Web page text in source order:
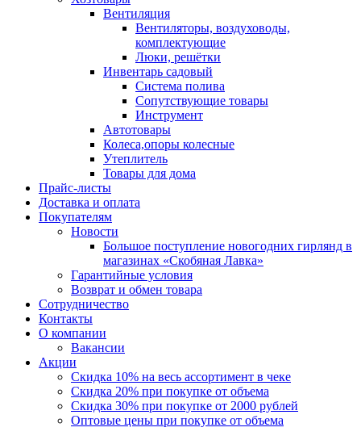
Вентиляция
Вентиляторы, воздуховоды,
комплектующие
Люки, решётки
Инвентарь садовый
Система полива
Сопутствующие товары
Инструмент
Автотовары
Колеса,опоры колесные
Утеплитель
Товары для дома
Прайс-листы
Доставка и оплата
Покупателям
Новости
Большое поступление новогодних гирлянд в
магазинах «Скобяная Лавка»
Гарантийные условия
Возврат и обмен товара
Сотрудничество
Контакты
О компании
Вакансии
Акции
Скидка 10% на весь ассортимент в чеке
Скидка 20% при покупке от объема
Скидка 30% при покупке от 2000 рублей
Оптовые цены при покупке от объема